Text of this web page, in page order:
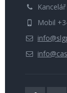
Mobil